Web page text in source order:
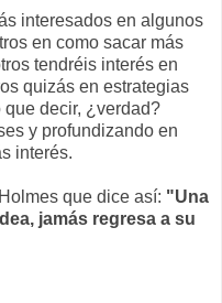
interesados en algunos
en como sacar más
tendréis interés en
quizás en estrategias
decir, ¿verdad?
y profundizando en
interés.
que dice así: "Una
jamás regresa a su